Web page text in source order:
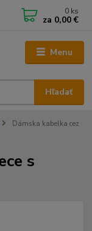
Menu
Hľadať
0 ks
za 0,00 €
Dámska kabelka cez
s